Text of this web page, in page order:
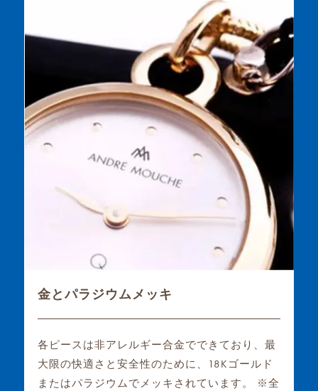
金とパラジウムメッキ
各ピースは非アレルギー合金でできており、最
大限の快適さと安全性のために、18Kゴールド
またはパラジウムでメッキされています。 ※全